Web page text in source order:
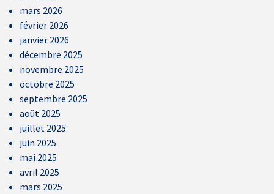
mars 2026
février 2026
janvier 2026
décembre 2025
novembre 2025
octobre 2025
septembre 2025
août 2025
juillet 2025
juin 2025
mai 2025
avril 2025
mars 2025